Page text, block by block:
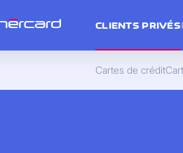
CLIENTS PRIVÉS
Cartes de crédit